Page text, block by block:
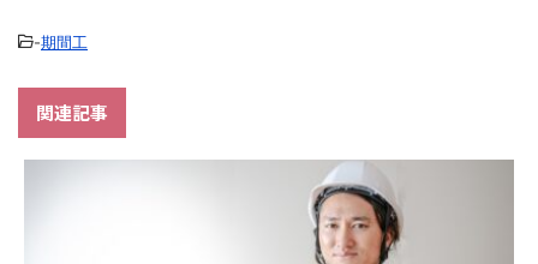
-期間工
関連記事